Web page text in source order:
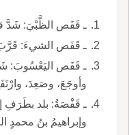
ـ قَفَص الظَّبْيَ: شَدَّ
ـ قَفَص الشيءَ:
ـ قَفَص اليَعْسُوبَ:
وأوجَعَ، وصَعِدَ،
ـ قَفْصَةُ: بلد بطَرَفِ
وإبراهيمُ بنُ محمدٍ